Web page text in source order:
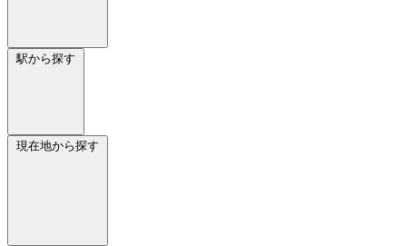
駅から探す
現在地から探す